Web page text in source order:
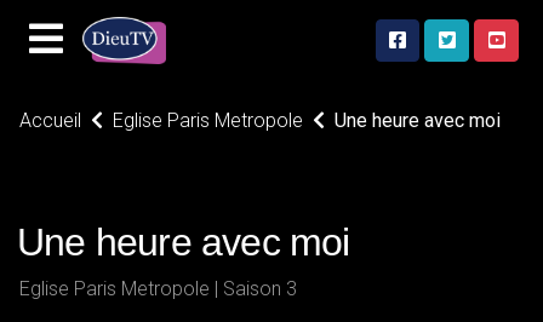
Accueil Eglise Paris Metropole Une heure avec moi
Une heure avec moi
Eglise Paris Metropole | Saison 3